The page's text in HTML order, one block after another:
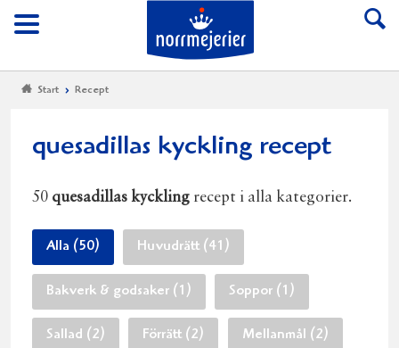
Meny
Till Norrmejerier
Start Recept
quesadillas kyckling recept
50 quesadillas kyckling recept i alla kategorier.
Alla (50) Huvudrätt (41)
Bakverk & godsaker (1) Soppor (1)
Sallad (2) Förrätt (2) Mellanmål (2)